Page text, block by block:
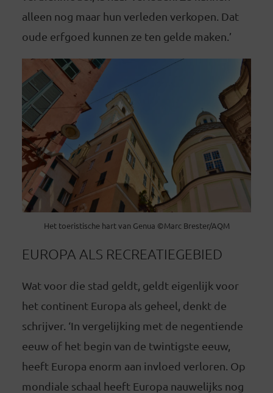
alleen nog maar hun verleden verkopen. Dat
oude erfgoed kunnen ze ten gelde maken.’
Het toeristische hart van Genua ©Marc Brester/AQM
EUROPA ALS RECREATIEGEBIED
Wat voor die stad geldt, geldt eigenlijk voor
het continent Europa als geheel, denkt de
schrijver. ‘In vergelijking met de negentiende
eeuw of het begin van de twintigste eeuw,
heeft Europa enorm aan invloed verloren. Op
mondiale schaal heeft Europa nauwelijks nog